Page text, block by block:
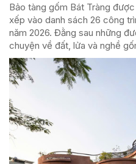
Bảo tàng gốm Bát Tràng
xếp vào danh sách 26 công
năm 2026. Đằng sau những
chuyện về đất, lửa và nghề